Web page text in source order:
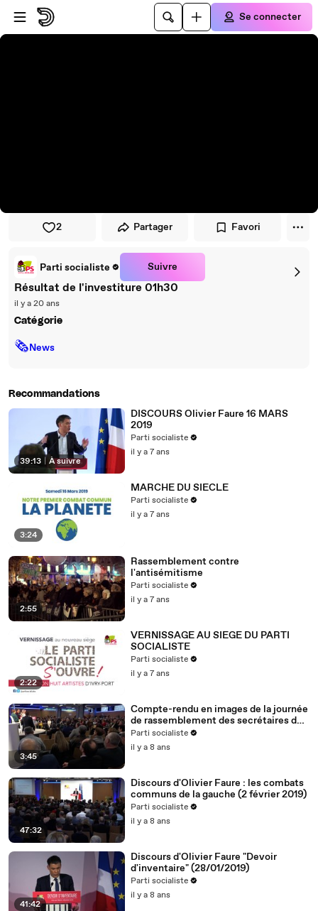
Passer au player
Passer au contenu principal
Se connecter
2 Partager Favori
Parti socialiste Suivre
Résultat de l'investiture 01h30
il y a 20 ans
Catégorie
🗞News
Recommandations
39:13 À suivre
DISCOURS Olivier Faure 16 MARS
2019
Parti socialiste
il y a 7 ans
3:24
MARCHE DU SIECLE
Parti socialiste
il y a 7 ans
2:55
Rassemblement contre
l'antisémitisme
Parti socialiste
il y a 7 ans
2:22
VERNISSAGE AU SIEGE DU PARTI
SOCIALISTE
Parti socialiste
il y a 7 ans
3:45
Compte-rendu en images de la journée
de rassemblement des secrétaires de
section (2.2.19)
Parti socialiste
il y a 8 ans
47:32
Discours d'Olivier Faure : les combats
communs de la gauche (2 février 2019)
Parti socialiste
il y a 8 ans
41:42
Discours d'Olivier Faure "Devoir
d'inventaire" (28/01/2019)
Parti socialiste
il y a 8 ans